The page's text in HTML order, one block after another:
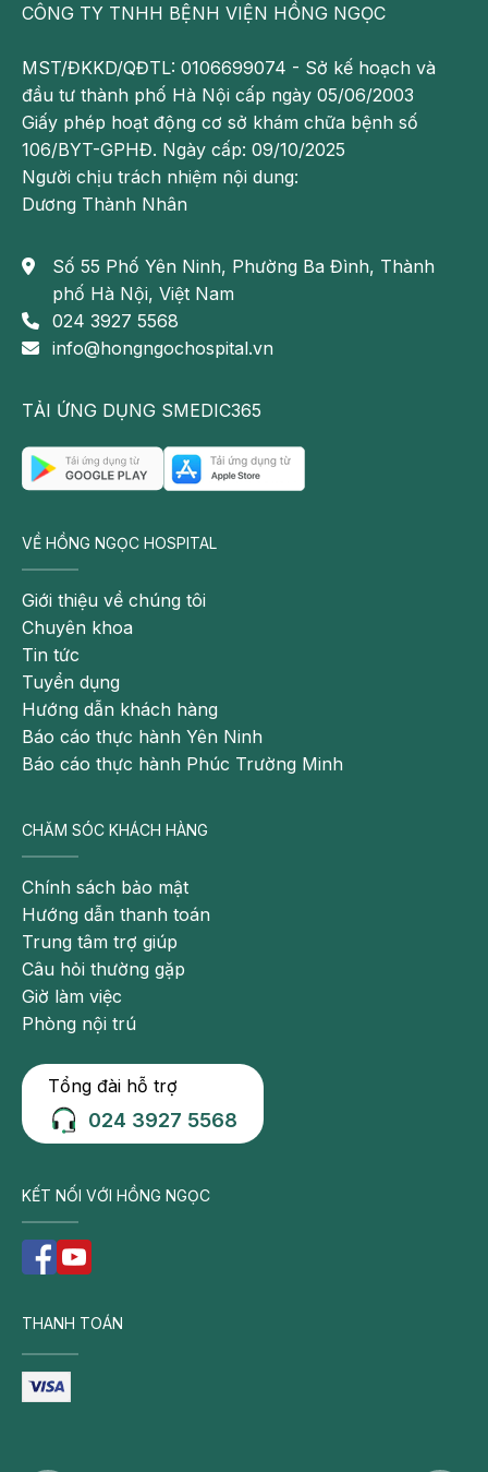
tiến triển. Đặc biệt, đối với thể nhú, tỷ lệ bệnh nhân
Bệnh nhân đã được phẫu thuật cắt giáp toàn bộ cần
phải uống thuốc hormone tuyến giáp cho đến hết
đời.
Ung thư biểu mô tuyến giáp thường gặp ở phụ nữ sau
giáp có thể được điều trị triệt căn mà không phải
nhận sự điều trị bằng hóa chất, chịu đựng sự đau
đớn hay các tác dụng phụ đồng thời kéo dài thời gian
sống khỏe mạnh là do phát hiện sớm nhờ thăm
khám sức khỏe định kỳ
Vì vậy, phụ nữ đặc biệt là phụ nữ đã từng sinh đẻ, độ
tuổi sau 30 nên khám sức khỏe định kỳ để giúp tầm
khỏe một cách tích cực./.
Theo thông tin đăng trên tạp chí điện tử - Bệnh
viện K Hà Nội.
CÔNG TY TNHH BỆNH VIỆN HỒNG NGỌC
MST/ĐKKD/QĐTL: 0106699074 - Sở kế hoạch và
đầu tư thành phố Hà Nội cấp ngày 05/06/2003
Giấy phép hoạt động cơ sở khám chữa bệnh số
106/BYT-GPHĐ. Ngày cấp: 09/10/2025
Người chịu trách nhiệm nội dung:
Dương Thành Nhân
Số 55 Phố Yên Ninh, Phường Ba Đình, Thành
phố Hà Nội, Việt Nam
024 3927 5568
info@hongngochospital.vn
TẢI ỨNG DỤNG SMEDIC365
VỀ HỒNG NGỌC HOSPITAL
Giới thiệu về chúng tôi
Chuyên khoa
Tin tức
Tuyển dụng
Hướng dẫn khách hàng
Báo cáo thực hành Yên Ninh
Báo cáo thực hành Phúc Trường Minh
CHĂM SÓC KHÁCH HÀNG
Chính sách bảo mật
Hướng dẫn thanh toán
Trung tâm trợ giúp
Câu hỏi thường gặp
Giờ làm việc
Phòng nội trú
Tổng đài hỗ trợ
024 3927 5568
KẾT NỐI VỚI HỒNG NGỌC
THANH TOÁN